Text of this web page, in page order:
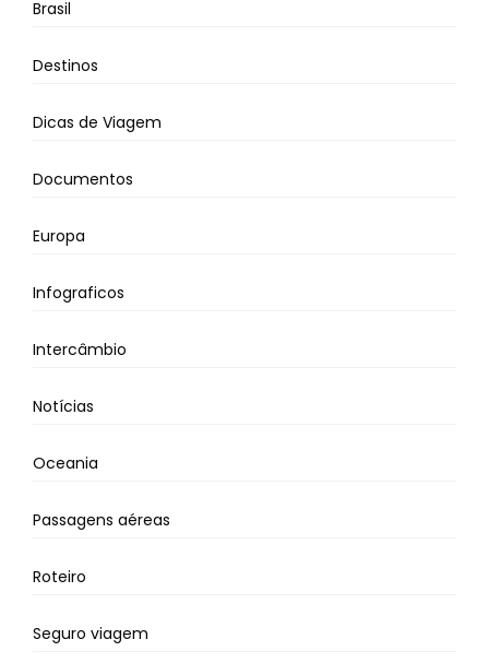
Brasil
Destinos
Dicas de Viagem
Documentos
Europa
Infograficos
Intercâmbio
Notícias
Oceania
Passagens aéreas
Roteiro
Seguro viagem